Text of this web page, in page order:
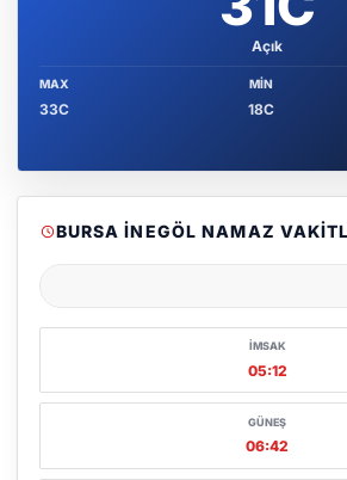
Açık
MAX
33C
MIN
18C
BURSA İNEGÖL NAMAZ
İMSAK
05:12
GÜNEŞ
06:42